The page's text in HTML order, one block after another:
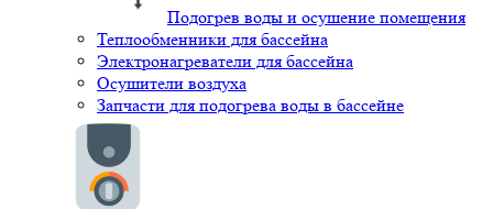
Подогрев воды и осушение помещения
Теплообменники для бассейна
Электронагреватели для бассейна
Осушители воздуха
Запчасти для подогрева воды в бассейне